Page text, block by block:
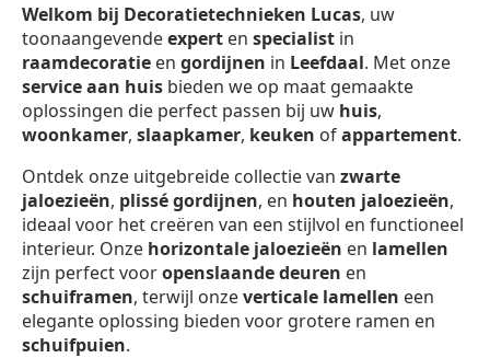
Welkom bij Decoratietechnieken Lucas, uw
toonaangevendeexpert en specialist in
raamdecoratie en gordijnen in Leefdaal. Met onze
service aan huis bieden we op maat gemaakte
oplossingen die perfect passen bij uw huis,
woonkamer, slaapkamer, keuken ofappartement.
Ontdek onze uitgebreide collectie van zwarte
jaloezieën, plissé gordijnen, en houten jaloezieën,
ideaal voor het creëren van een stijlvol en functioneel
interieur. Onze horizontale jaloezieën en lamellen
zijn perfect vooropenslaande deuren en
schuiframen, terwijl onzeverticale lamellen een
elegante oplossing bieden voor grotere ramen en
schuifpuien.